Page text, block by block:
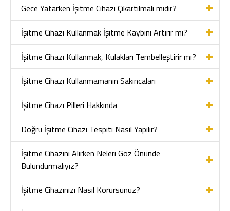
Gece Yatarken İşitme Cihazı Çıkartılmalı mıdır?
İşitme Cihazı Kullanmak İşitme Kaybını Artırır mı?
İşitme Cihazı Kullanmak, Kulakları Tembelleştirir mı?
İşitme Cihazı Kullanmamanın Sakıncaları
İşitme Cihazı Pilleri Hakkında
Doğru İşitme Cihazı Tespiti Nasıl Yapılır?
İşitme Cihazını Alırken Neleri Göz Önünde
Bulundurmalıyız?
İşitme Cihazınızı Nasıl Korursunuz?